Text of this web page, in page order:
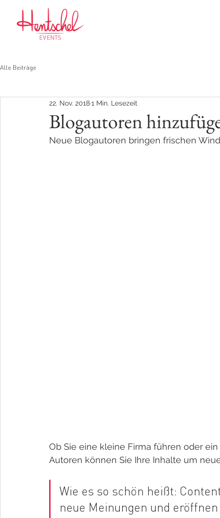
Alle Beiträge
Blogautoren
22. Nov. 20181 Min. Lesezeit
Neue Blogautoren bringen frischen
Ob Sie eine kleine Firma führen oder
Autoren können Sie Ihre Inhalte um
Wie es so schön heißt:
neue Meinungen und